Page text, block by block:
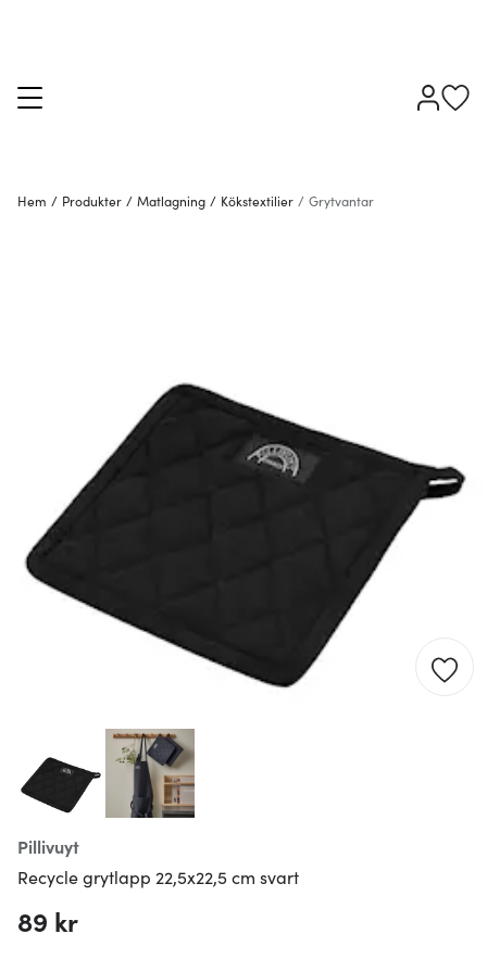
Hem / Produkter / Matlagning / Kökstextilier / Grytvantar
Pillivuyt
Recycle grytlapp 22,5x22,5 cm svart
89 kr